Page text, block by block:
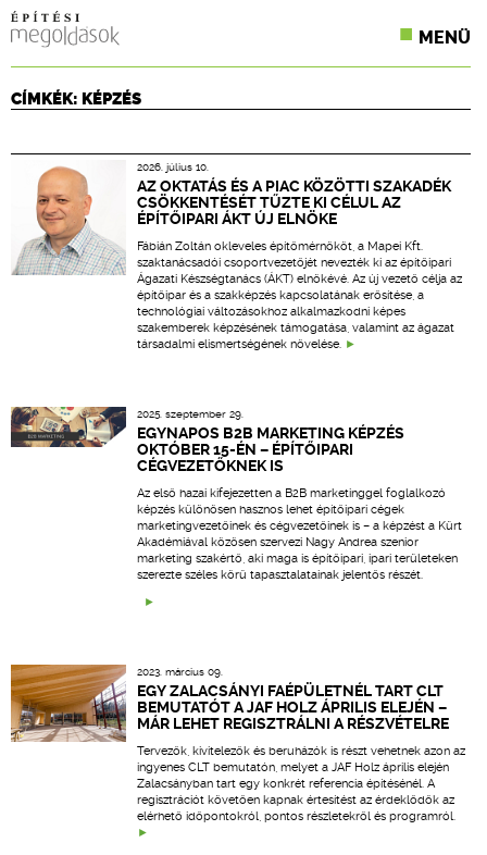
MENÜ
CPR TERMÉKKIÍRÁS
ÉPÍTÉSI JOG
ONLINE KÉPZÉSEK
TERVEZÉSI SEGÉDLETEK
CÍMKÉK: KÉPZÉS
2026. július 10.
AZ OKTATÁS ÉS A PIAC KÖZÖTTI SZAKADÉK
CSÖKKENTÉSÉT TŰZTE KI CÉLUL AZ
ÉPÍTŐIPARI ÁKT ÚJ ELNÖKE
Fábián Zoltán okleveles építőmérnököt, a Mapei Kft.
szaktanácsadói csoportvezetőjét nevezték ki az építőipari
Ágazati Készségtanács (ÁKT) elnökévé. Az új vezető célja az
építőipar és a szakképzés kapcsolatának erősítése, a
technológiai változásokhoz alkalmazkodni képes
szakemberek képzésének támogatása, valamint az ágazat
társadalmi elismertségének növelése.
2025. szeptember 29.
EGYNAPOS B2B MARKETING KÉPZÉS
OKTÓBER 15-ÉN – ÉPÍTŐIPARI
CÉGVEZETŐKNEK IS
Az első hazai kifejezetten a B2B marketinggel foglalkozó
képzés különösen hasznos lehet építőipari cégek
marketingvezetőinek és cégvezetőinek is – a képzést a Kürt
Akadémiával közösen szervezi Nagy Andrea szenior
marketing szakértő, aki maga is építőipari, ipari területeken
szerezte széles körű tapasztalatainak jelentős részét.
2023. március 09.
EGY ZALACSÁNYI FAÉPÜLETNÉL TART CLT
BEMUTATÓT A JAF HOLZ ÁPRILIS ELEJÉN –
MÁR LEHET REGISZTRÁLNI A RÉSZVÉTELRE
Tervezők, kivitelezők és beruházók is részt vehetnek azon az
ingyenes CLT bemutatón, melyet a JAF Holz április elején
Zalacsányban tart egy konkrét referencia építésénél. A
regisztrációt követően kapnak értesítést az érdeklődők az
elérhető időpontokról, pontos részletekről és programról.